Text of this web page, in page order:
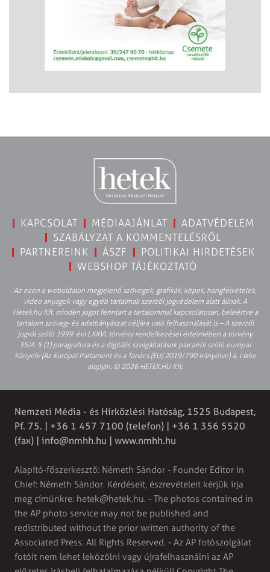
KAPCSOLAT MÉDIAAJÁNLAT
ADATVÉDELEM
SZABÁLYZAT A KOMMENTELÉSRŐL
PARTNEREINK
ÁSZF
POLITIKAI HIRDETÉSEK
WEBSHOP TÁJÉKOZTATÓ
Az ezen a weboldalon megjelenő szövegek, grafikák, képek, hangfelvételek,
video anyagok vagy egyéb tartalmak szerzői jogvédelem alatt állnak. A
Hetek.hu Kft. minden jogot fenntart a tartalommal kapcsolatosan, beleértve a
tartalom szöveg- és adatbányászat céljára való felhasználását is – A szerzői
jogról szóló 1999. évi LXXVI. törvény rendelkezései értelmében a törvény
35/A. § (1) paragrafusa és a digitális szolgáltatások piacairól szóló európai
irányelv (Az Európai Parlament és a Tanács (EU) 2019/790 Irányelve) 4. cikke
alapján. © 2026 HETEK.HU Kft.
Nemzeti Média - és Hírközlési Hatóság, 1525 Budapest,
Pf. 75. | +36 1 457 7100 (telefon) | +36 1 356 5520
(fax) | info@nmhh.hu | www.nmhh.hu
Alapító-főszerkesztő: Németh Sándor - Founder Editor in
Chief: Németh Sándor. Kérdéseit, észrevételeit kérjük írja
meg címünkre: hetek@hetek.hu. - The photos contained in
the AP photo service may not be published and
redistributed without the prior written authority of the
Associated Press. All Rights Reserved. - Az AP fotószolgálat
fotóit nem lehet leközölni vagy újrafelhasználni az AP